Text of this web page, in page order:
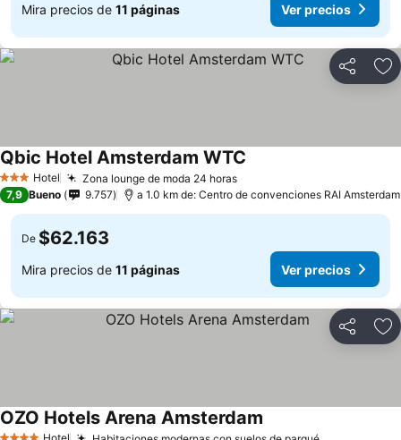
Mira precios de 11 páginas Ver precios
Compartir
3 Estrellas
Hotel Zona lounge de moda 24 horas
Qbic Hotel Amsterdam WTC
7,9 Bueno 9.757 a 1.0 km de: Centro de convenciones RAI Amsterdam
De $62.163
Mira precios de 11 páginas Ver precios
Compartir
Hotel
OZO Hotels Arena Amsterdam